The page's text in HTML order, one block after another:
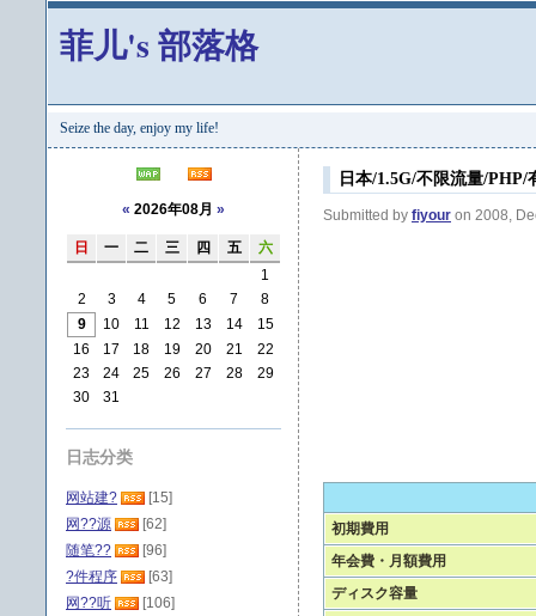
菲儿's 部落格
Seize the day, enjoy my life!
日本/1.5G/不限流量/
Submitted by fiyour on 2008,
初期費用
年会費・月額費用
ディスク容量
« 2026年08月 »
日 一 二 三 四 五
六
1
2
3 4 5 6 7
8
9
10 11 12 13 14
15
16
17 18 19 20 21
22
23
24 25 26 27 28
29
30
31
日志分类
网站建?
[15]
网??源
[62]
随笔??
[96]
?件程序
[63]
网??听
[106]